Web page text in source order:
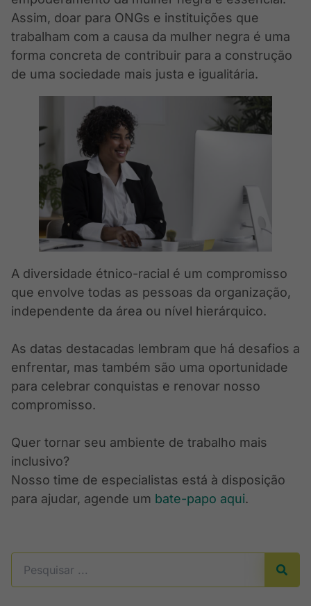
Assim, doar para ONGs e instituições que
trabalham com a causa da mulher negra é uma
forma concreta de contribuir para a construção
de uma sociedade mais justa e igualitária.
A diversidade étnico-racial é um compromisso
que envolve todas as pessoas da organização,
independente da área ou nível hierárquico.
As datas destacadas lembram que há desafios a
enfrentar, mas também são uma oportunidade
para celebrar conquistas e renovar nosso
compromisso.
Quer tornar seu ambiente de trabalho mais
inclusivo?
Nosso time de especialistas está à disposição
para ajudar, agende um bate-papo aqui.